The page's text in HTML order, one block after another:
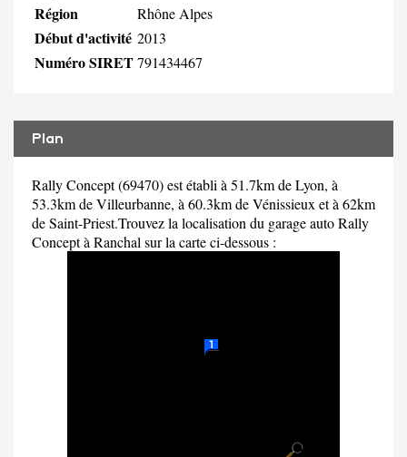
Région Rhône Alpes
Début d'activité 2013
Numéro SIRET791434467
Plan
Rally Concept (69470) est établi à 51.7km de Lyon, à
53.3km de Villeurbanne, à 60.3km de Vénissieux et à 62km
de Saint-Priest.Trouvez la localisation du garage auto Rally
Concept à Ranchal sur la carte ci-dessous :